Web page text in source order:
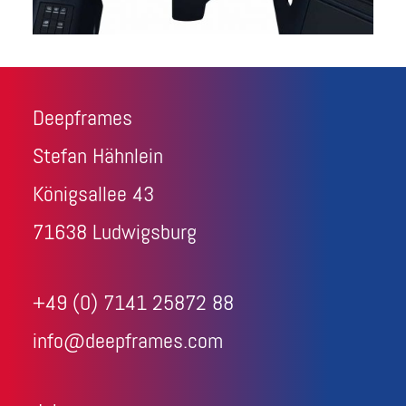
Deepframes
Stefan Hähnlein
Königsallee 43
71638 Ludwigsburg
+49 (0) 7141 25872 88
info@deepframes.com